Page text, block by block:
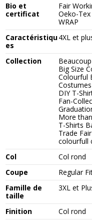
Bio et
certificat
Fair
Oeko-Tex
WRAP
Caractéristiqu
es
4XL et
Collection
Big Size
Colourful
DIY T-
Fan-
More
T-Shirts
Trade
colourfull
Col
Col rond
Coupe
Regular
Famille de
taille
3XL et
Finition
Col rond